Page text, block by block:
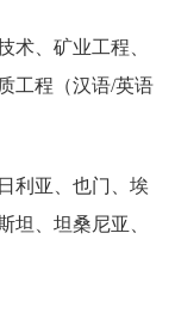
术、矿业工程、
工程（汉语/英语
利亚、也门、埃
坦、坦桑尼亚、